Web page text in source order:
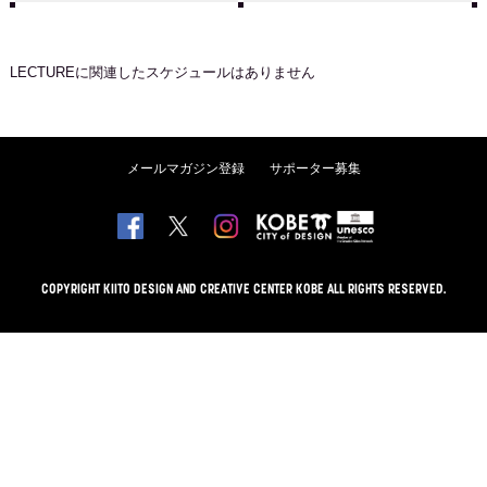
LECTUREに関連したスケジュールはありません
メールマガジン登録 サポーター募集
COPYRIGHT KIITO DESIGN AND CREATIVE CENTER KOBE ALL RIGHTS RESERVED.